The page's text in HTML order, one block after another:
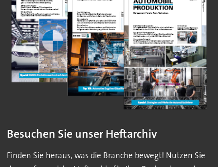
Besuchen Sie unser Heftarchiv
Finden Sie heraus, was die Branche bewegt! Nutzen Sie